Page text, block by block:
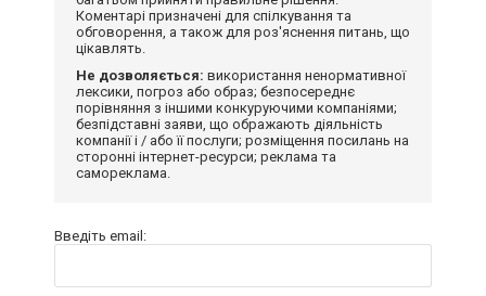
Коментарі призначені для спілкування та
обговорення, а також для роз'яснення питань, що
цікавлять.
Не дозволяється: використання ненормативної
лексики, погроз або образ; безпосереднє
порівняння з іншими конкуруючими компаніями;
безпідставні заяви, що ображають діяльність
компанії і / або її послуги; розміщення посилань на
сторонні інтернет-ресурси; реклама та
самореклама.
Введіть email: